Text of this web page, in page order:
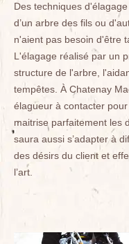
Des techniques
d’un arbre des fils ou
n'aient pas besoin d'être
L'élagage réalisé par un
structure de l'arbre,
tempêtes. À Chatenay
élagueur à contacter pour
maitrise parfaitement les
saura aussi s’adapter à
des désirs du client et
l’art.